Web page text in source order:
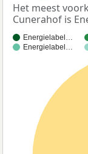
Het meest
Cunerahof is
Energielabel…
Energielabel…